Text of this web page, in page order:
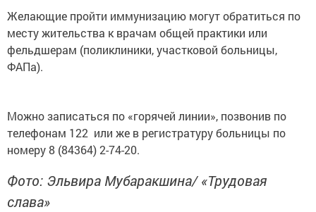
Желающие пройти иммунизацию могут обратиться по
месту жительства к врачам общей практики или
фельдшерам (поликлиники, участковой больницы,
ФАПа).
Можно записаться по «горячей линии», позвонив по
телефонам 122 или же в регистратуру больницы по
номеру 8 (84364) 2-74-20.
Фото: Эльвира Мубаракшина/ «Трудовая
слава»